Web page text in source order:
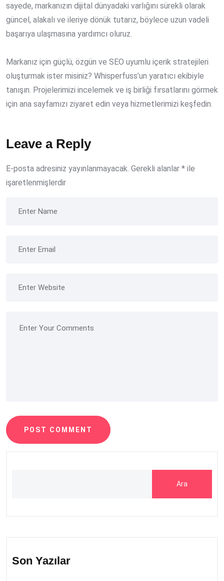
sayede, markanızın dijital dünyadaki varlığını sürekli olarak
güncel, alakalı ve ileriye dönük tutarız, böylece uzun vadeli
başarıya ulaşmasına yardımcı oluruz.
Markanız için güçlü, özgün ve SEO uyumlu içerik stratejileri
oluşturmak ister misiniz? Whisperfuss’un yaratıcı ekibiyle
tanışın. Projelerimizi incelemek ve iş birliği fırsatlarını görmek
için ana sayfamızı ziyaret edin veya hizmetlerimizi keşfedin.
Leave a Reply
E-posta adresiniz yayınlanmayacak. Gerekli alanlar * ile
işaretlenmişlerdir
POST COMMENT
Ara
Son Yazılar